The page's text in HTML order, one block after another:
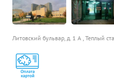
Литовский бульвар, д. 1 А , Теплый